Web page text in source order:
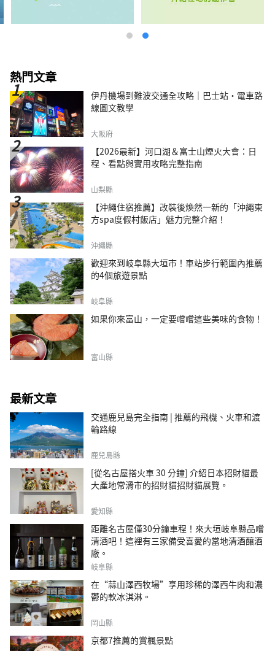
熱門文章
伊丹機場到難波交通全攻略｜巴士站・電車路
線圖文教學
大阪府
【2026最新】河口湖＆富士山煙火大會：日
程、看點與實用攻略完整指南
山梨縣
【沖繩住宿推薦】改裝後煥然一新的「沖繩東
方spa度假村飯店」魅力完整介紹！
沖繩縣
歡迎來到岐阜縣大垣市！車站步行範圍內推薦
的4個旅遊景點
岐阜縣
如果你來富山，一定要嚐嚐這些美味的食物！
富山縣
最新文章
交通鹿兒島完全指南 | 推薦的飛機、火車和渡
輪路線
鹿兒島縣
[從名古屋搭火車 30 分鐘] 介紹日本招財貓最
大產地常滑市的招財貓招財貓展覽。
愛知縣
距離名古屋僅30分鐘車程！來大垣岐阜縣品嚐
清酒吧！這裡有三家備受喜愛的當地清酒釀酒
廠。
岐阜縣
在“蒜山澤西牧場”享用珍稀的澤西牛肉和濃
鬱的軟冰淇淋。
岡山縣
京都7推薦的賞楓景點